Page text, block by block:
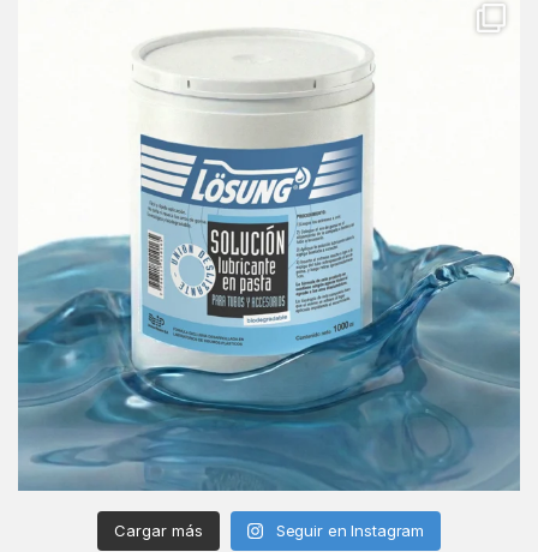
Cargar más Seguir en Instagram